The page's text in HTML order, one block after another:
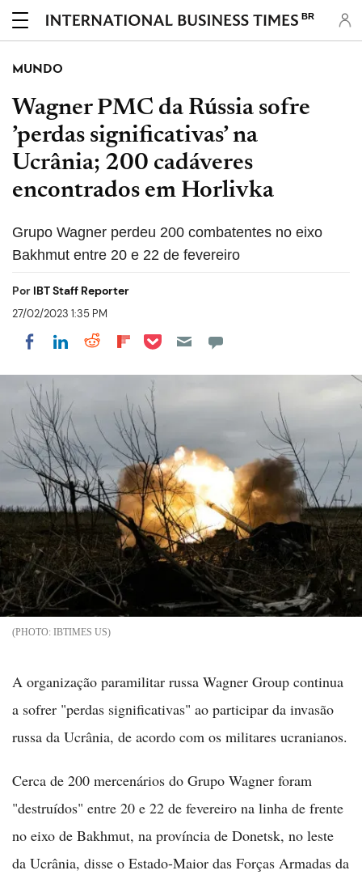
BR
MUNDO
Wagner PMC da Rússia sofre
’perdas significativas’ na
Ucrânia; 200 cadáveres
encontrados em Horlivka
Grupo Wagner perdeu 200 combatentes no eixo
Bakhmut entre 20 e 22 de fevereiro
Por IBT Staff Reporter
27/02/2023 1:35 PM
Share on Facebook
Share on LinkedIn
Share on Reddit
Share on Flipboard
Share on Pocket
IBTIMES US
A organização paramilitar russa Wagner Group continua
a sofrer "perdas significativas" ao participar da invasão
russa da Ucrânia, de acordo com os militares ucranianos.
Cerca de 200 mercenários do Grupo Wagner foram
"destruídos" entre 20 e 22 de fevereiro na linha de frente
no eixo de Bakhmut, na província de Donetsk, no leste
da Ucrânia, disse o Estado-Maior das Forças Armadas da